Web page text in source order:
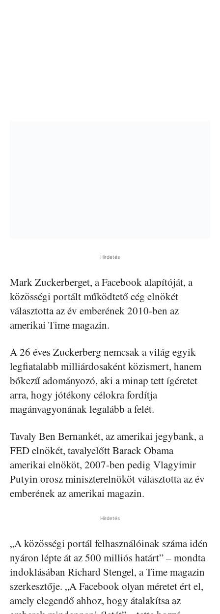
Hirdetés
Mark Zuckerberget, a Facebook alapítóját, a
közösségi portált működtető cég elnökét
választotta az év emberének 2010-ben az
amerikai Time magazin.
A 26 éves Zuckerberg nemcsak a világ egyik
legfiatalabb milliárdosaként közismert, hanem
bőkezű adományozó, aki a minap tett ígéretet
arra, hogy jótékony célokra fordítja
magánvagyonának legalább a felét.
Tavaly Ben Bernankét, az amerikai jegybank, a
FED elnökét, tavalyelőtt Barack Obama
amerikai elnököt, 2007-ben pedig Vlagyimir
Putyin orosz miniszterelnököt választotta az év
emberének az amerikai magazin.
Hirdetés
„A közösségi portál felhasználóinak száma idén
nyáron lépte át az 500 milliós határt” – mondta
indoklásában Richard Stengel, a Time magazin
szerkesztője. „A Facebook olyan méretet ért el,
amely elegendő ahhoz, hogy átalakítsa az